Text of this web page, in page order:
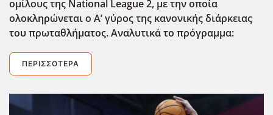
ομίλους της National League 2, με την οποία
ολοκληρώνεται ο Α’ γύρος της κανονικής διάρκειας
του πρωταθλήματος. Αναλυτικά το πρόγραμμα:
ΠΕΡΙΣΣΌΤΕΡΑ